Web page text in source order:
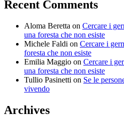
Recent Comments
Aloma Beretta on Cercare i
una foresta che non esiste
Michele Faldi on Cercare i
foresta che non esiste
Emilia Maggio on Cercare i
una foresta che non esiste
Tullio Pasinetti on Se le
vivendo
Archives